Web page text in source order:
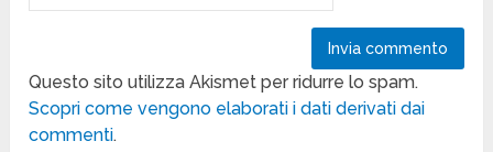
Questo sito utilizza Akismet per ridurre lo spam.
Scopri come vengono elaborati i dati derivati dai
commenti.